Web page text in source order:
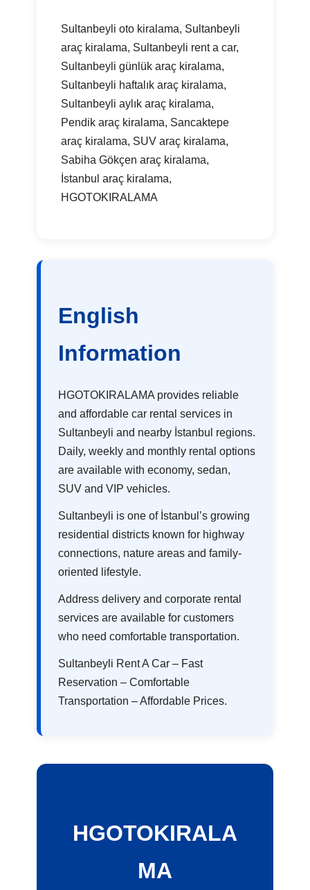
Sultanbeyli oto kiralama, Sultanbeyli
araç kiralama, Sultanbeyli rent a car,
Sultanbeyli günlük araç kiralama,
Sultanbeyli haftalık araç kiralama,
Sultanbeyli aylık araç kiralama,
Pendik araç kiralama, Sancaktepe
araç kiralama, SUV araç kiralama,
Sabiha Gökçen araç kiralama,
İstanbul araç kiralama,
HGOTOKIRALAMA
English
Information
HGOTOKIRALAMA provides reliable
and affordable car rental services in
Sultanbeyli and nearby İstanbul regions.
Daily, weekly and monthly rental options
are available with economy, sedan,
SUV and VIP vehicles.
Sultanbeyli is one of İstanbul’s growing
residential districts known for highway
connections, nature areas and family-
oriented lifestyle.
Address delivery and corporate rental
services are available for customers
who need comfortable transportation.
Sultanbeyli Rent A Car – Fast
Reservation – Comfortable
Transportation – Affordable Prices.
HGOTOKIRALA
MA